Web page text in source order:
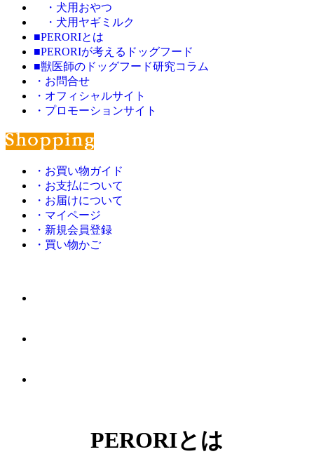
・犬用おやつ
・犬用ヤギミルク
■PERORIとは
■PERORIが考えるドッグフード
■獣医師のドッグフード研究コラム
・お問合せ
・オフィシャルサイト
・プロモーションサイト
・お買い物ガイド
・お支払について
・お届けについて
・マイページ
・新規会員登録
・買い物かご
PERORIとは